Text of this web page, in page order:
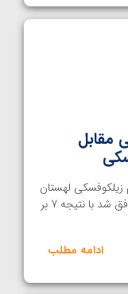
مقابل
لهستان
مصطفی حسین خانی در وزن 74 کیلوگرم موفق شد با نتیجه 7 بر
ادامه مطلب